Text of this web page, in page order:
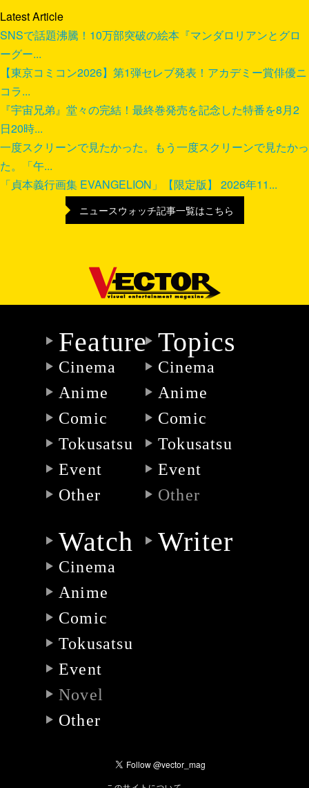
Latest Article
SNSで話題沸騰！10万部突破の絵本『マンダロリアンとグロ
ーグー...
【東京コミコン2026】第1弾セレブ発表！アカデミー賞俳優ニ
コラ...
『宇宙兄弟』堂々の完結！最終巻発売を記念した特番を8月2
日20時...
一度スクリーンで見たかった。もう一度スクリーンで見たかっ
た。「午...
「貞本義行画集 EVANGELION」【限定版】 2026年11...
ニュースウォッチ記事一覧はこちら
Feature
Cinema
Anime
Comic
Tokusatsu
Event
Other
Topics
Cinema
Anime
Comic
Tokusatsu
Event
Other
Watch
Cinema
Anime
Comic
Tokusatsu
Event
Novel
Other
Writer